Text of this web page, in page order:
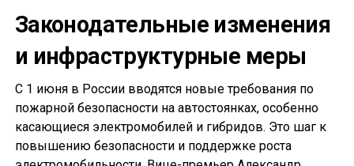
Законодательные изменения
и инфраструктурные меры
С 1 июня в России вводятся новые требования по
пожарной безопасности на автостоянках, особенно
касающиеся электромобилей и гибридов. Это шаг к
повышению безопасности и поддержке роста